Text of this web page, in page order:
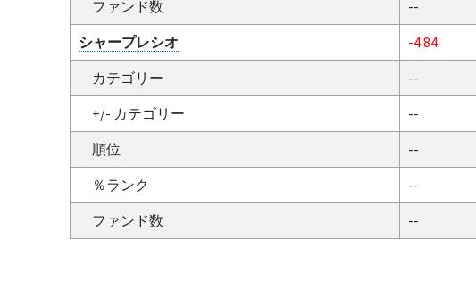
ファンド数
--
シャープレシオ
-4.84
カテゴリー
--
+/- カテゴリー
--
順位
--
％ランク
--
ファンド数
--